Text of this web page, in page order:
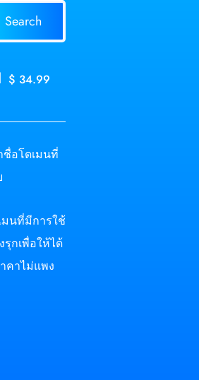
$ 34.99
อโดเมนที่
มนที่มีการใช้
กเพื่อให้ได้
คาไม่แพง